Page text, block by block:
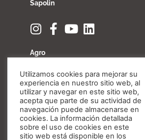
Sapolin
Agro
Fibratore
Utilizamos cookies para mejorar su
experiencia en nuestro sitio web, al
utilizar y navegar en este sitio web,
acepta que parte de su actividad de
navegación puede almacenarse en
cookies. La información detallada
sobre el uso de cookies en este
sitio web está disponible en los